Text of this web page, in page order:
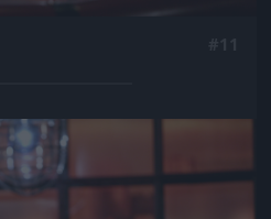
kép!